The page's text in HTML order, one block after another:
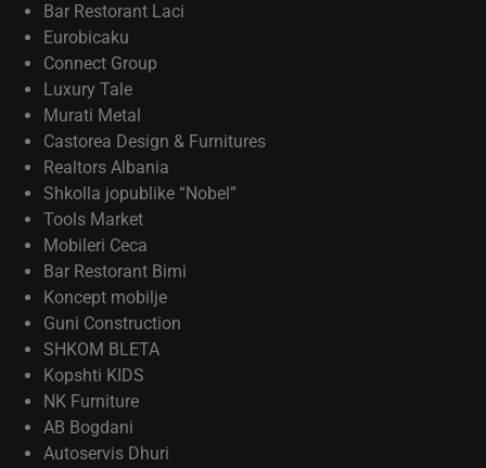
Bar Restorant Laci
Eurobicaku
Connect Group
Luxury Tale
Murati Metal
Castorea Design & Furnitures
Realtors Albania
Shkolla jopublike “Nobel”
Tools Market
Mobileri Ceca
Bar Restorant Bimi
Koncept mobilje
Guni Construction
SHKOM BLETA
Kopshti KIDS
NK Furniture
AB Bogdani
Autoservis Dhuri